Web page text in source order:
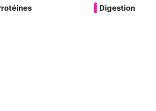
Digestion